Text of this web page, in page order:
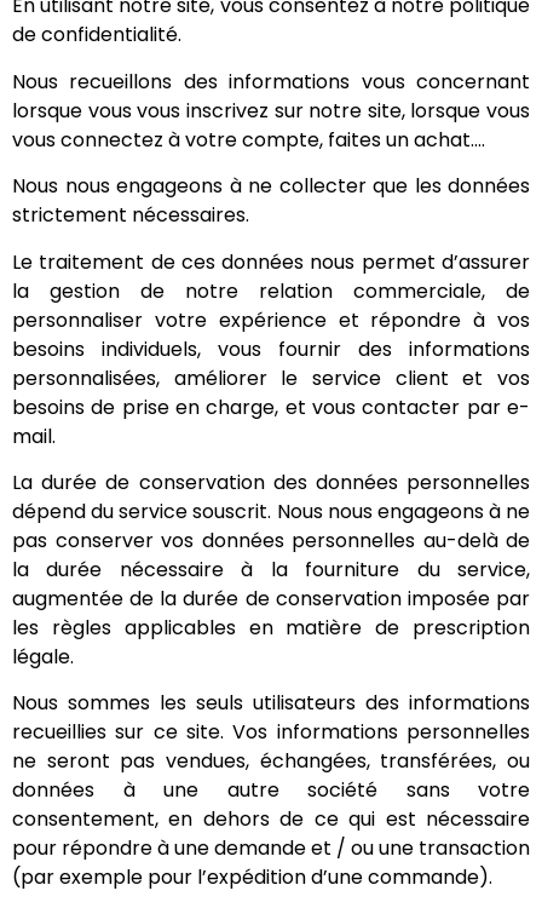
En utilisant notre site, vous consentez à notre politique
de confidentialité.
Nous recueillons des informations vous concernant
lorsque vous vous inscrivez sur notre site, lorsque vous
vous connectez à votre compte, faites un achat….
Nous nous engageons à ne collecter que les données
strictement nécessaires.
Le traitement de ces données nous permet d’assurer
la gestion de notre relation commerciale, de
personnaliser votre expérience et répondre à vos
besoins individuels, vous fournir des informations
personnalisées, améliorer le service client et vos
besoins de prise en charge, et vous contacter par e-
mail.
La durée de conservation des données personnelles
dépend du service souscrit. Nous nous engageons à ne
pas conserver vos données personnelles au-delà de
la durée nécessaire à la fourniture du service,
augmentée de la durée de conservation imposée par
les règles applicables en matière de prescription
légale.
Nous sommes les seuls utilisateurs des informations
recueillies sur ce site. Vos informations personnelles
ne seront pas vendues, échangées, transférées, ou
données à une autre société sans votre
consentement, en dehors de ce qui est nécessaire
pour répondre à une demande et / ou une transaction
(par exemple pour l’expédition d’une commande).